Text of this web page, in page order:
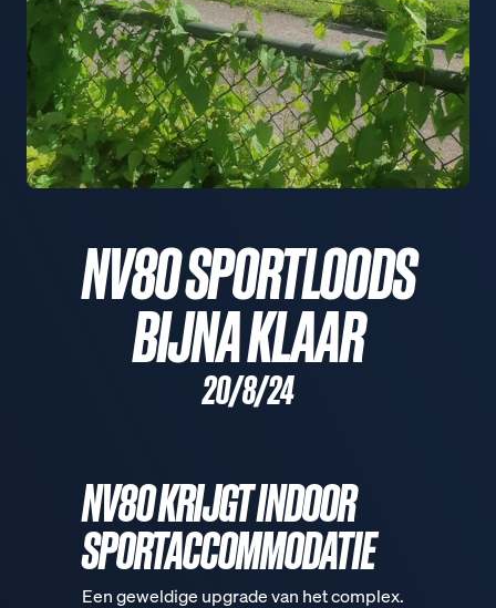
NV80 SPORTLOODS
BIJNA KLAAR
20/8/24
NV80 KRIJGT INDOOR
SPORTACCOMMODATIE
Een geweldige upgrade van het complex.